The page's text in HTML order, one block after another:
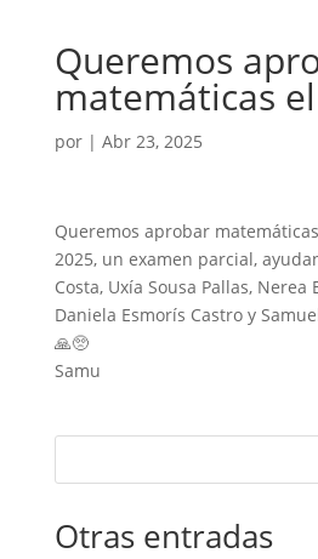
Queremos
matemáticas
por | Abr 23, 2025
Queremos aprobar
2025, un examen parcial,
Costa, Uxía Sousa Pallas, Nerea
Daniela Esmorís Castro y
🙏🥺
Samu
Otras entradas